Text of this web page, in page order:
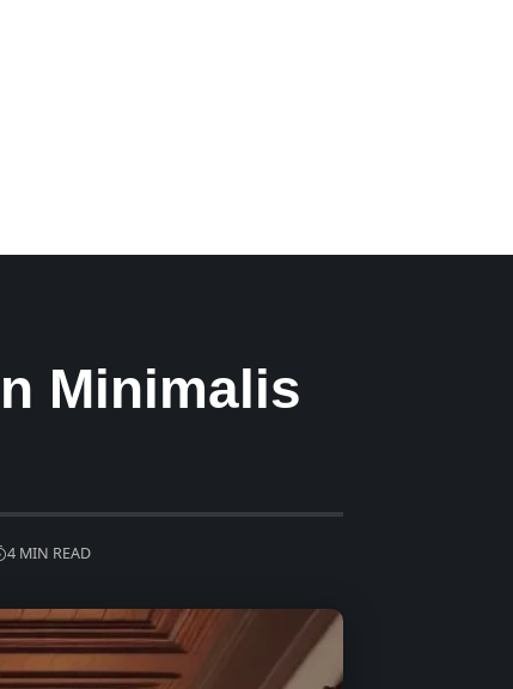
Minimalis
4 MIN READ